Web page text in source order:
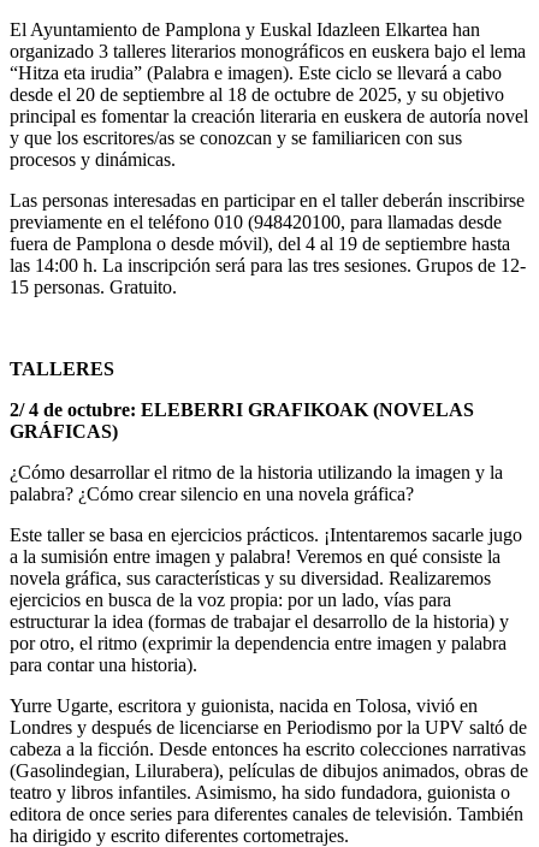
El Ayuntamiento de Pamplona y Euskal Idazleen Elkartea han
organizado 3 talleres literarios monográficos en euskera bajo el lema
“Hitza eta irudia” (Palabra e imagen). Este ciclo se llevará a cabo
desde el 20 de septiembre al 18 de octubre de 2025, y su objetivo
principal es fomentar la creación literaria en euskera de autoría novel
y que los escritores/as se conozcan y se familiaricen con sus
procesos y dinámicas.
Las personas interesadas en participar en el tallerdeberán inscribirse
previamente en el teléfono 010 (948420100, para llamadas desde
fuera de Pamplona o desde móvil), del 4 al 19 de septiembre hasta
las 14:00 h. La inscripción será para las tres sesiones. Grupos de 12-
15 personas. Gratuito.
TALLERES
2/ 4 de octubre: ELEBERRI GRAFIKOAK (NOVELAS
GRÁFICAS)
¿Cómo desarrollar el ritmo de la historia utilizando la imagen y la
palabra? ¿Cómo crear silencio en una novela gráfica?
Este taller se basa en ejercicios prácticos. ¡Intentaremos sacarle jugo
a la sumisión entre imagen y palabra! Veremos en qué consiste la
novela gráfica, sus características y su diversidad. Realizaremos
ejercicios en busca de la voz propia: por un lado, vías para
estructurar la idea (formas de trabajar el desarrollo de la historia) y
por otro, el ritmo (exprimir la dependencia entre imagen y palabra
para contar una historia).
Yurre Ugarte, escritora y guionista, nacida en Tolosa, vivió en
Londres y después de licenciarse en Periodismo por la UPV saltó de
cabeza a la ficción. Desde entonces ha escrito colecciones narrativas
(Gasolindegian, Lilurabera), películas de dibujos animados, obras de
teatro y libros infantiles. Asimismo, ha sido fundadora, guionista o
editora de once series para diferentes canales de televisión. También
ha dirigido y escrito diferentes cortometrajes.